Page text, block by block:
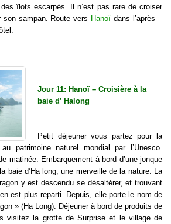
îlots escarpés. Il n’est pas rare de croiser
sampan. Route vers Hanoï dans l’après –
Jour 11: Hanoï – Croisière à la
baie d’ Halong
Petit déjeuner vous partez pour la
patrimoine naturel mondial par l’Unesco.
matinée. Embarquement à bord d’une jonque
baie d’Ha long, une merveille de la nature. La
y est descendu se désaltérer, et trouvant
est plus reparti. Depuis, elle porte le nom de
» (Ha Long). Déjeuner à bord de produits de
visitez la grotte de Surprise et le village de